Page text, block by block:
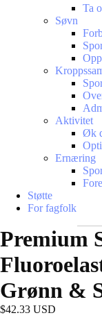
Ta
Søvn
Aktivitet
Øk
Ernæring
Støtte
For fagfolk
Premium
Grønn &
$42.33 USD